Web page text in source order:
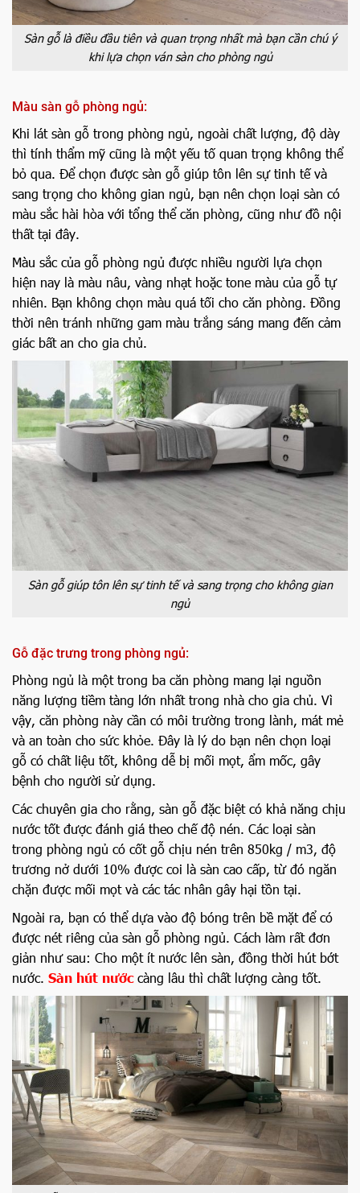
Sàn gỗ là điều đầu tiên và quan trọng nhất mà bạn cần chú ý
khi lựa chọn ván sàn cho phòng ngủ
Màu sàn gỗ phòng ngủ:
Khi lát sàn gỗ trong phòng ngủ, ngoài chất lượng, độ dày
thì tính thẩm mỹ cũng là một yếu tố quan trọng không thể
bỏ qua. Để chọn được sàn gỗ giúp tôn lên sự tinh tế và
sang trọng cho không gian ngủ, bạn nên chọn loại sàn có
màu sắc hài hòa với tổng thể căn phòng, cũng như đồ nội
thất tại đây.
Màu sắc của gỗ phòng ngủ được nhiều người lựa chọn
hiện nay là màu nâu, vàng nhạt hoặc tone màu của gỗ tự
nhiên. Bạn không chọn màu quá tối cho căn phòng. Đồng
thời nên tránh những gam màu trắng sáng mang đến cảm
giác bất an cho gia chủ.
Sàn gỗ giúp tôn lên sự tinh tế và sang trọng cho không gian
ngủ
Gỗ đặc trưng trong phòng ngủ:
Phòng ngủ là một trong ba căn phòng mang lại nguồn
năng lượng tiềm tàng lớn nhất trong nhà cho gia chủ. Vì
vậy, căn phòng này cần có môi trường trong lành, mát mẻ
và an toàn cho sức khỏe. Đây là lý do bạn nên chọn loại
gỗ có chất liệu tốt, không dễ bị mối mọt, ẩm mốc, gây
bệnh cho người sử dụng.
Các chuyên gia cho rằng, sàn gỗ đặc biệt có khả năng chịu
nước tốt được đánh giá theo chế độ nén. Các loại sàn
trong phòng ngủ có cốt gỗ chịu nén trên 850kg / m3, độ
trương nở dưới 10% được coi là sàn cao cấp, từ đó ngăn
chặn được mối mọt và các tác nhân gây hại tồn tại.
Ngoài ra, bạn có thể dựa vào độ bóng trên bề mặt để có
được nét riêng của sàn gỗ phòng ngủ. Cách làm rất đơn
giản như sau: Cho một ít nước lên sàn, đồng thời hút bớt
nước. Sàn hút nướccàng lâu thì chất lượng càng tốt.